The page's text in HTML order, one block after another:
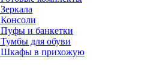
Зеркала
Консоли
Пуфы и банкетки
Тумбы для обуви
Шкафы в прихожую